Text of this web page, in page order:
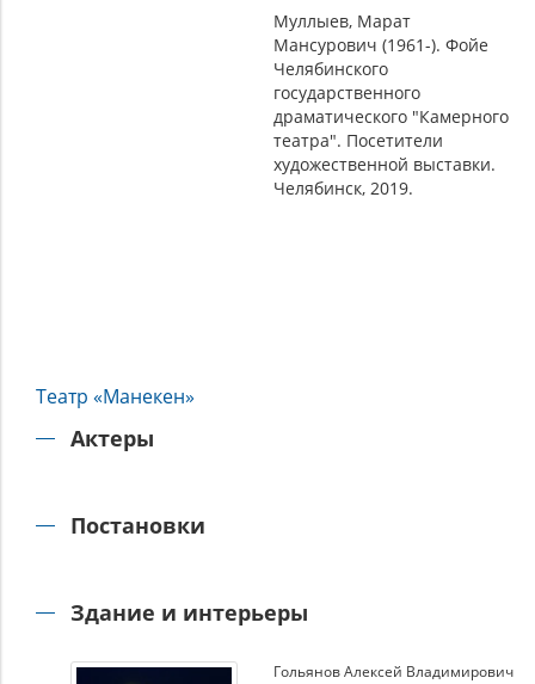
Муллыев, Марат
Мансурович (1961-). Фойе
Челябинского
государственного
драматического "Камерного
театра". Посетители
художественной выставки.
Челябинск, 2019.
Театр «Манекен»
Актеры
Постановки
Здание и интерьеры
Гольянов Алексей Владимирович